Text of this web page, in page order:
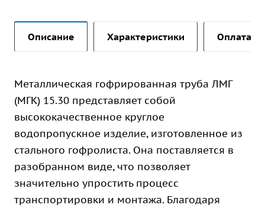
Описание Характеристики Оплата и
Металлическая гофрированная труба ЛМГ
(МГК) 15.30 представляет собой
высококачественное круглое
водопропускное изделие, изготовленное из
стального гофролиста. Она поставляется в
разобранном виде, что позволяет
значительно упростить процесс
транспортировки и монтажа. Благодаря